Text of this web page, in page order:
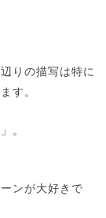
りの描写は特に
す。
。
ンが大好きで